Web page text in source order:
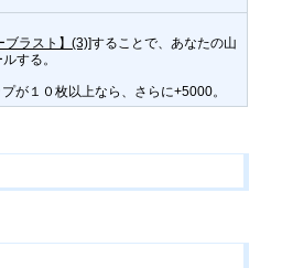
ブラスト】(3)]することで、あなたの山
する。
が１０枚以上なら、さらに+5000。